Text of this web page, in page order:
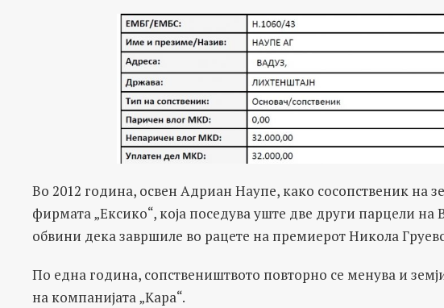
Во 2012 година, освен Адриан Наупе, како сосопственик на
фирмата „Ексико“, која поседува уште две други парцели на
обвини дека завршиле во рацете на премиерот Никола
По една година, сопствеништвото повторно се менува и
на компанијата „Кара“.